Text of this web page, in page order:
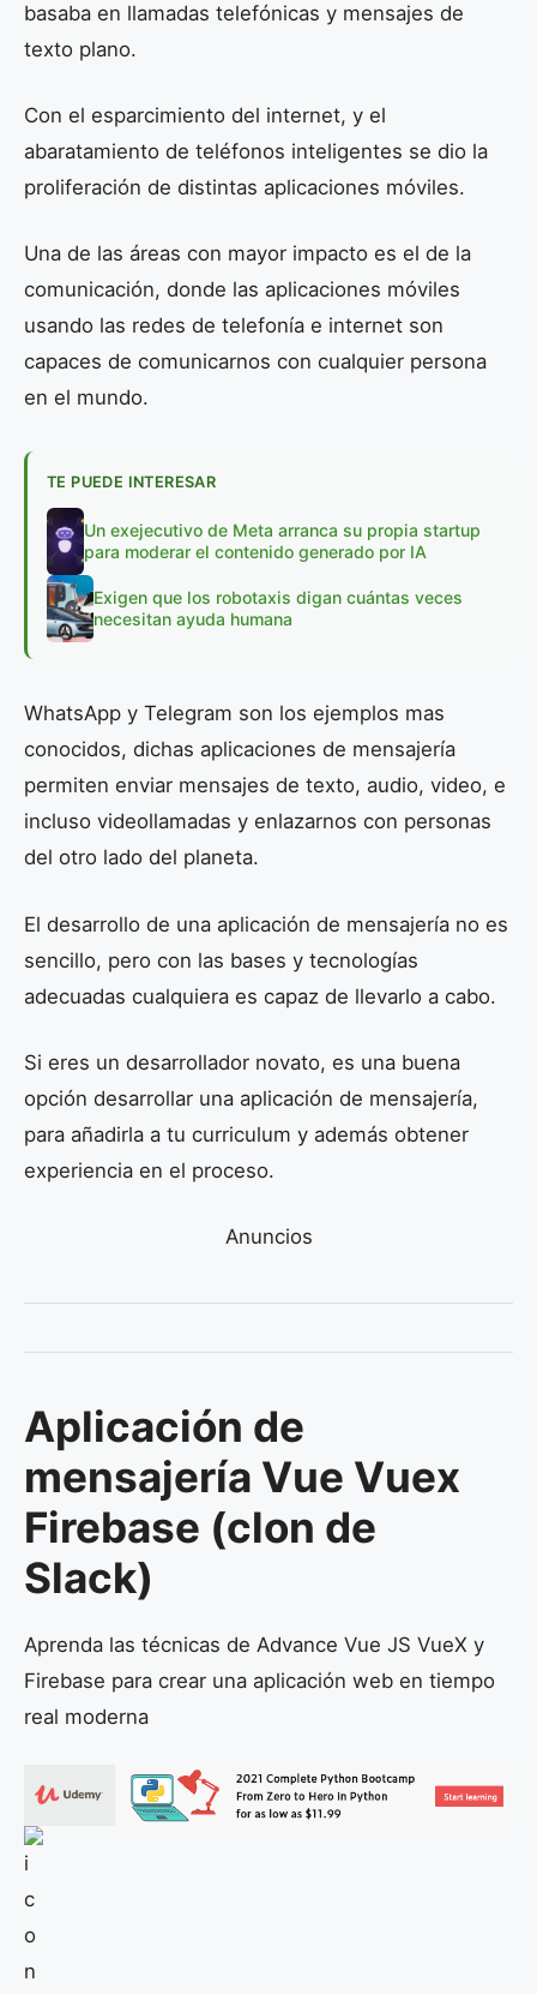
basaba en llamadas telefónicas y mensajes de
texto plano.
Con el esparcimiento del internet, y el
abaratamiento de teléfonos inteligentes se dio la
proliferación de distintas aplicaciones móviles.
Una de las áreas con mayor impacto es el de la
comunicación, donde las aplicaciones móviles
usando las redes de telefonía e internet son
capaces de comunicarnos con cualquier persona
en el mundo.
TE PUEDE INTERESAR
Un exejecutivo de Meta arranca su propia startup
para moderar el contenido generado por IA
Exigen que los robotaxis digan cuántas veces
necesitan ayuda humana
WhatsApp y Telegram son los ejemplos mas
conocidos, dichas aplicaciones de mensajería
permiten enviar mensajes de texto, audio, video, e
incluso videollamadas y enlazarnos con personas
del otro lado del planeta.
El desarrollo de una aplicación de mensajería no es
sencillo, pero con las bases y tecnologías
adecuadas cualquiera es capaz de llevarlo a cabo.
Si eres un desarrollador novato, es una buena
opción desarrollar una aplicación de mensajería,
para añadirla a tu curriculum y además obtener
experiencia en el proceso.
Anuncios
Aplicación de
mensajería Vue Vuex
Firebase (clon de
Slack)
Aprenda las técnicas de Advance Vue JS VueX y
Firebase para crear una aplicación web en tiempo
real moderna